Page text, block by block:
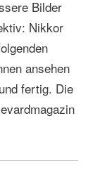
Bilder
Nikkor
ansehen
fertig. Die